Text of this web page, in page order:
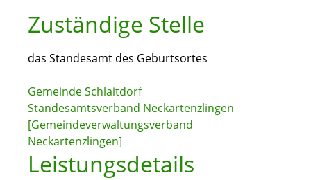
Zuständige Stelle
das Standesamt des Geburtsortes
Gemeinde Schlaitdorf
Standesamtsverband Neckartenzlingen
[Gemeindeverwaltungsverband
Neckartenzlingen]
Leistungsdetails